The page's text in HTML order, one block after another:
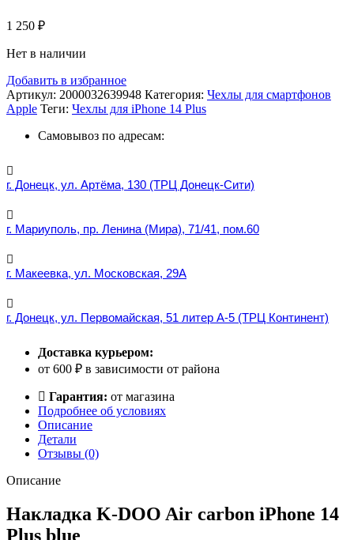
1 250 ₽
Нет в наличии
Добавить в избранное
Артикул: 2000032639948 Категория: Чехлы для смартфонов
Apple Теги: Чехлы для iPhone 14 Plus
Самовывоз по адресам:
г. Донецк, ул. Артёма, 130 (ТРЦ Донецк-Сити)
г. Мариуполь, пр. Ленина (Мира), 71/41, пом.60
г. Макеевка, ул. Московская, 29А
г. Донецк, ул. Первомайская, 51 литер А-5 (ТРЦ Континент)
Доставка курьером:
от 600 ₽ в зависимости от района
Гарантия: от магазина
Подробнее об условиях
Описание
Детали
Отзывы (0)
Описание
Накладка K-DOO Air carbon iPhone 14
Plus blue